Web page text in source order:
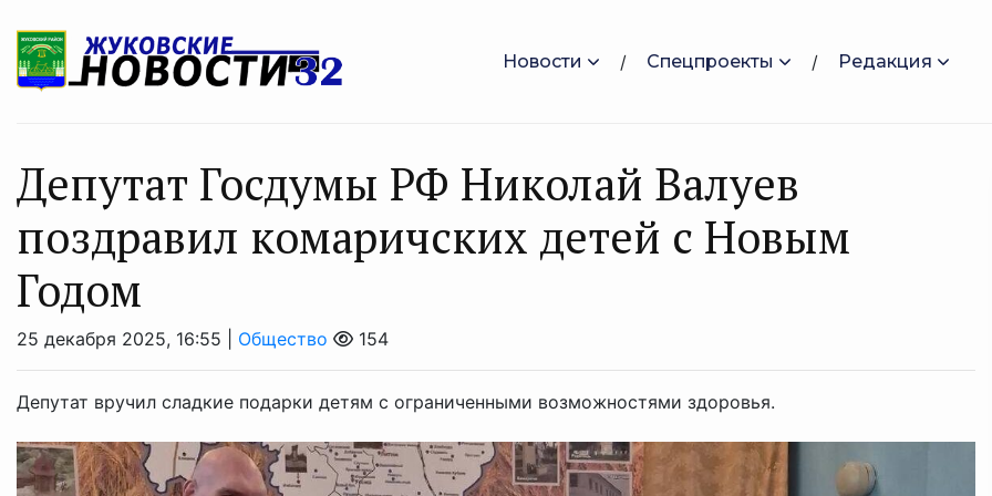
Новости Спецпроекты Редакция
Депутат Госдумы РФ Николай Валуев
поздравил комаричских детей с Новым
Годом
25 декабря 2025, 16:55 | Общество 154
Депутат вручил сладкие подарки детям с ограниченными возможностями здоровья.